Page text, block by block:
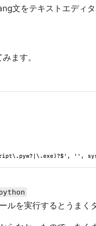
文をテキストエディ
ます。
ルを実行するとうまく